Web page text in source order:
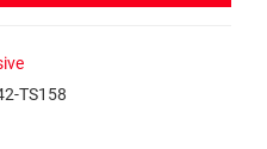
TS158